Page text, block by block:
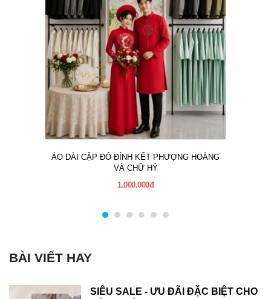
ÁO DÀI CẶP ĐỎ ĐÍNH KẾT PHƯỢNG HOÀNG
VÀ CHỮ HỶ
1.000.000đ
BÀI VIẾT HAY
SIÊU SALE - ƯU ĐÃI ĐẶC BIỆT CHO